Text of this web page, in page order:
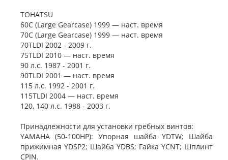
TOHATSU
60C (Large Gearcase) 1999 — наст. время
70C (Large Gearcase) 1999 — наст. время
70TLDI 2002 - 2009 г.
75TLDI 2010 — наст. время
90 л.с. 1987 - 2001 г.
90TLDI 2001 — наст. время
115 л.с. 1992 - 2001 г.
115TLDI 2004 — наст. время
120, 140 л.с. 1988 - 2003 г.
Принадлежности для установки гребных винтов:
YAMAHA (50-100HP): Упорная шайба YDTW; Шайба
прижимная YDSP2; Шайба YDBS; Гайка YCNT; Шплинт
CPIN.